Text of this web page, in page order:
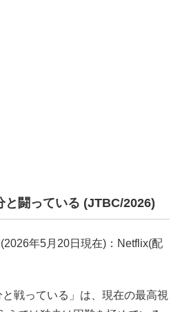
と闘っている (JTBC/2026)
年5月20日現在)：Netflix(配
と戦っている」は、現在の最高視